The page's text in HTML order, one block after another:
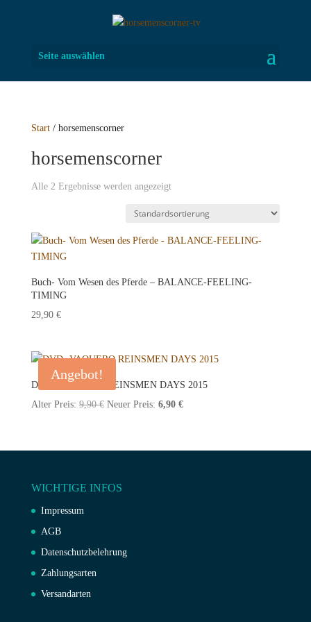
Seite auswählen
Start/ horsemenscorner
horsemenscorner
Alle 2 Ergebnisse werden angezeigt
Buch- Vom Wesen des Pferde – BALANCE-FEELING-
TIMING
29,90 €
Angebot!
DVD- VAQUERO REINSMEN DAYS 2015
Alter Preis: 9,90€ Ursprünglicher
9,90 €
Neuer Preis: 6,90 €Aktueller
6,90 €.
WICHTIGE INFOS
Impressum
AGB
Datenschutzbelehrung
Zahlungsarten
Versandarten